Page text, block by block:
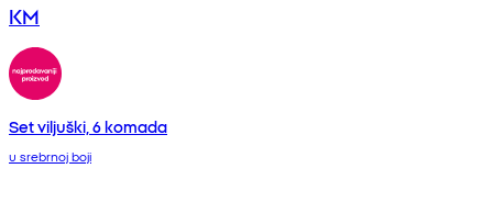
KM
Set viljuški, 6 komada
u srebrnoj boji